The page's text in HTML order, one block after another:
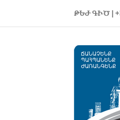
ԹԵԺ ԳԻԾ |